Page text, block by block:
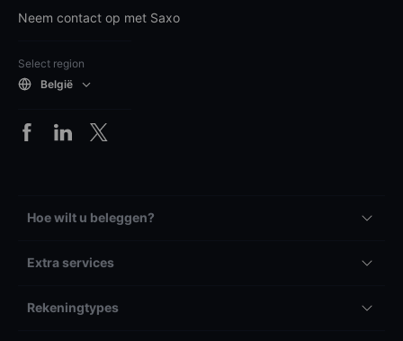
Neem contact op met Saxo
Select region
België
Hoe wilt u beleggen?
Extra services
Rekeningtypes